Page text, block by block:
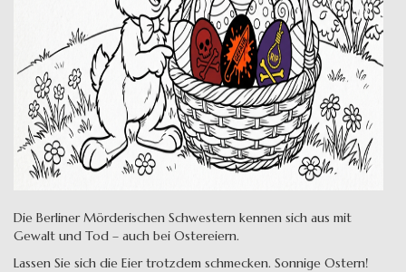
Die Berliner Mörderischen Schwestern kennen sich aus mit
Gewalt und Tod – auch bei Ostereiern.
Lassen Sie sich die Eier trotzdem schmecken. Sonnige Ostern!